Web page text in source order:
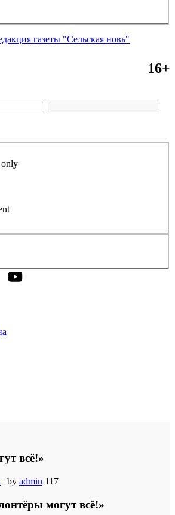
16+
only
всё!»
| by admin 117
могут всё!»